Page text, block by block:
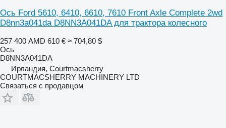
Ось Ford 5610, 6410, 6610, 7610 Front Axle Complete 2wd
D8nn3a041da D8NN3A041DA для трактора колесного
257 400 AMD 610 € ≈ 704,80 $
Ось
D8NN3A041DA
Ирландия, Courtmacsherry
COURTMACSHERRY MACHINERY LTD
Связаться с продавцом